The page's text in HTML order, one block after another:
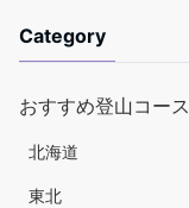
Category
おすすめ登山コース
北海道
東北